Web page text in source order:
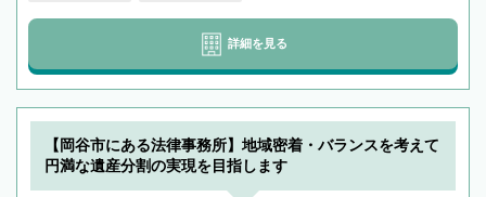
詳細を見る
【岡谷市にある法律事務所】地域密着・バランスを考えて
円満な遺産分割の実現を目指します